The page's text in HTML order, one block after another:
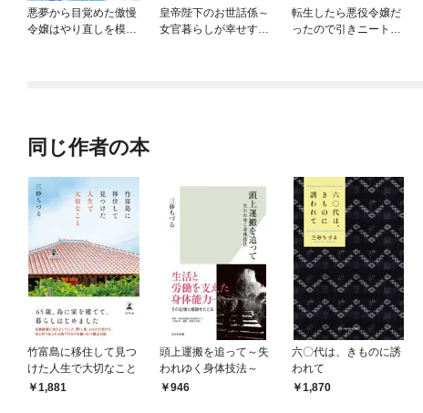
悪夢から目覚めた傲慢
令嬢はやり直しを模索
皇帝陛下のお世話係～
女官暮らしが幸せすぎ
転生したら悪役令嬢だ
ったので引きニートに
同じ作者の本
竹富島に移住して見つ
けた人生で大切なこと
1,881
頭上運搬を追って～失
われゆく身体技法～
946
六〇代は、きものに誘
われて
1,870